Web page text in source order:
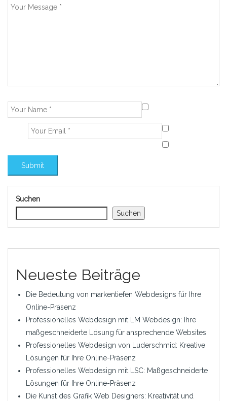
Suchen
Suchen
Neueste Beiträge
Die Bedeutung von markentiefen Webdesigns für Ihre
Online-Präsenz
Professionelles Webdesign mit LM Webdesign: Ihre
maßgeschneiderte Lösung für ansprechende Websites
Professionelles Webdesign von Luderschmid: Kreative
Lösungen für Ihre Online-Präsenz
Professionelles Webdesign mit LSC: Maßgeschneiderte
Lösungen für Ihre Online-Präsenz
Die Kunst des Grafik Web Designers: Kreativität und